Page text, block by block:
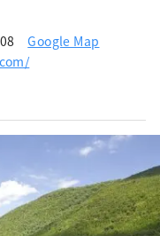
Google Map